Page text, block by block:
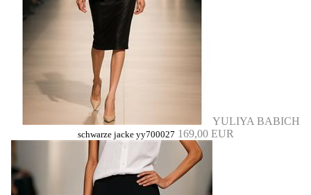
YULIYA BABICH
schwarze jacke yy700027 169,00 EUR